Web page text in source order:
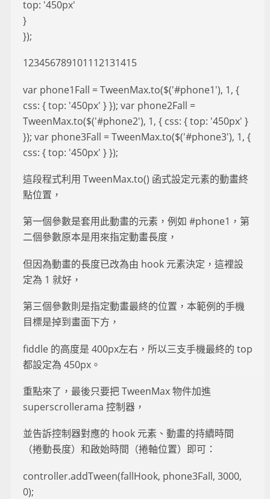
top: '450px'
}
});
123456789101112131415
var phone1Fall = TweenMax.to($('#phone1'), 1, {
css: { top: '450px' } }); var phone2Fall =
TweenMax.to($('#phone2'), 1, { css: { top: '450px' }
}); var phone3Fall = TweenMax.to($('#phone3'), 1, {
css: { top: '450px' } });
這段程式利用 TweenMax.to() 函式設定元素的動畫終
點位置，
第一個參數是套用此動畫的元素，例如 #phone1，第
二個參數原本是用來指定動畫長度，
但因為動畫的長度已改為由 hook 元素決定，這裡設
定為 1 就好，
第三個參數則是指定動畫最終的位置，本範例的手機
目標是掉到畫面下方，
fiddle 的高度是 400px左右，所以三支手機最終的 top
都設定為 450px。
重點來了，最後只要把 TweenMax 物件加進
superscrollerama 控制器，
並告訴控制器對應的 hook 元素、動畫的持續時間
（捲動長度）和啟始時間（捲軸位置）即可：
controller.addTween(fallHook, phone3Fall, 3000,
0);